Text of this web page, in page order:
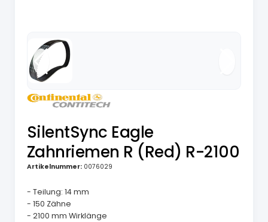
SilentSync Eagle
Zahnriemen R (Red) R-2100
Artikelnummer: 0076029
- Teilung: 14 mm
- 150 Zähne
- 2100 mm Wirklänge